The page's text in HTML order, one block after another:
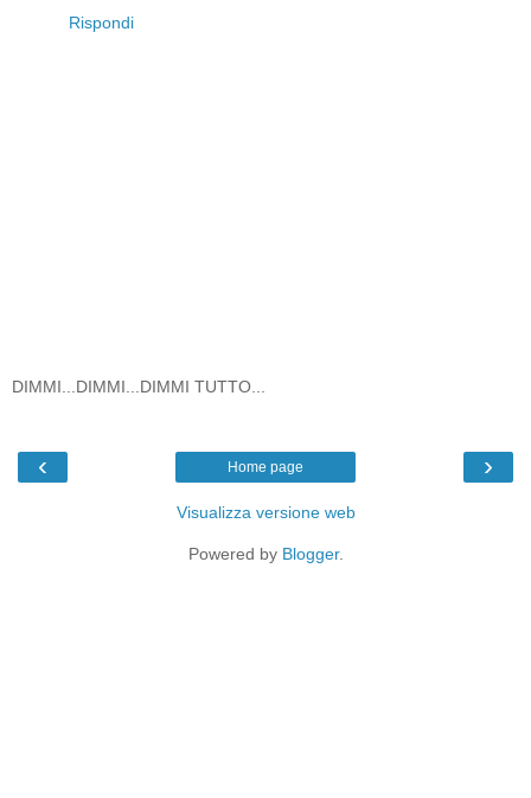
Rispondi
DIMMI...DIMMI...DIMMI TUTTO...
‹ ›
Home page
Visualizza versione web
Powered by Blogger.